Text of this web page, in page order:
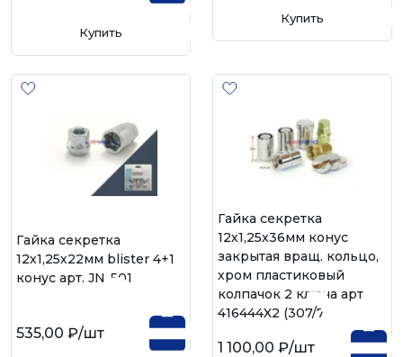
Купить
Купить
Гайка секретка
12х1,25х22мм blister 4+1
конус арт. JN-501
535,00 ₽/шт
Гайка секретка
12х1,25х36мм конус
закрытая вращ. кольцо,
хром пластиковый
колпачок 2 ключа арт.
416444X2 (307/71)
1 100,00 ₽/шт